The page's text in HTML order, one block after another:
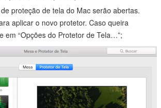
proteção de tela do Mac serão abertas.
aplicar o novo protetor. Caso queira
em “Opções do Protetor de Tela…”;